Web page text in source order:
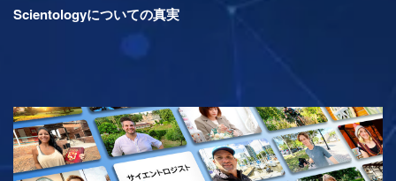
Scientologyについての真実